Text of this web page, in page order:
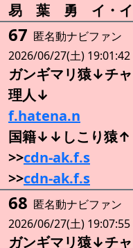
易 葉 勇 イ・イ
67 匿名動ナビファン
2026/06/27(土)
ガンギマリ猿↓チ
理人↓
f.hatena.n
国籍↓↓しこり猿↑
>>cdn-ak.f.s
>>cdn-ak.f.s
68 匿名動ナビファン
2026/06/27(土)
ガンギマリ猿↓チ